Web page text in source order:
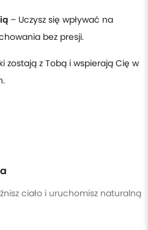
– Uczysz się wpływać na
bez presji.
zostają z Tobą i wspierają Cię w
ciało i uruchomisz naturalną